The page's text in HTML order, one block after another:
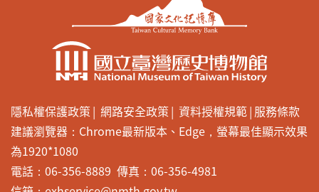
隱私權保護政策 網路安全政策 資料授權規範 服務條款
建議瀏覽器：Chrome最新版本、Edge，螢幕最佳顯示效果
為1920*1080
電話：06-356-8889 傳真：06-356-4981